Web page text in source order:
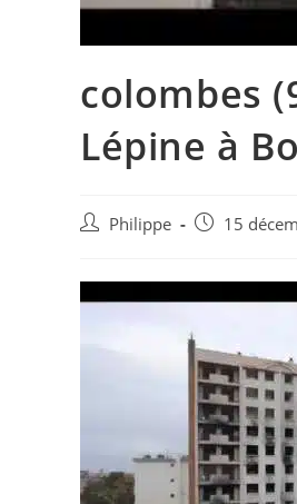
colombes
Lépine à
Auteur/autrice
Philippe
Post 15